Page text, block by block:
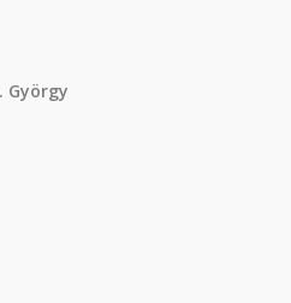
György